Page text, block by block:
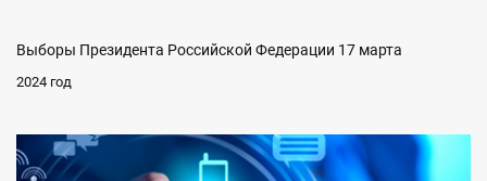
Выборы Президента Российской Федерации 17 марта
2024 год